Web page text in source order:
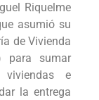
Riquelme
asumió su
de Vivienda
para sumar
viviendas e
la entrega